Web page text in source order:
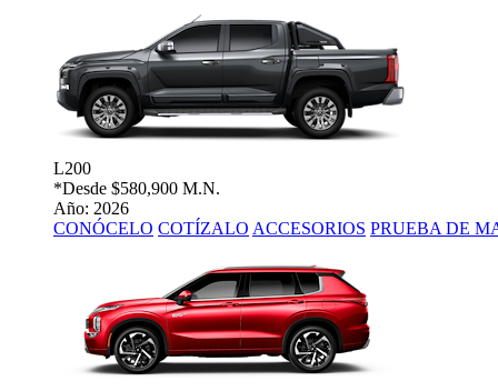
L200
*Desde $580,900 M.N.
Año: 2026
CONÓCELO COTÍZALO ACCESORIOS PRUEBA DE